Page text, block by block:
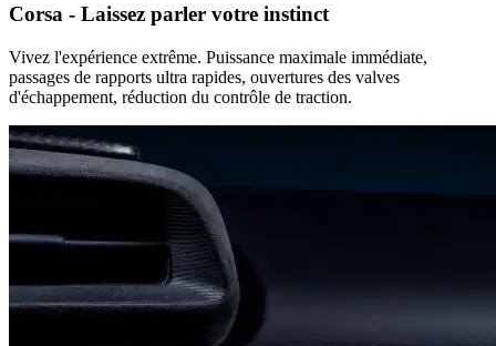
Corsa - Laissez parler votre instinct
Vivez l'expérience extrême. Puissance maximale immédiate,
passages de rapports ultra rapides, ouvertures des valves
d'échappement, réduction du contrôle de traction.